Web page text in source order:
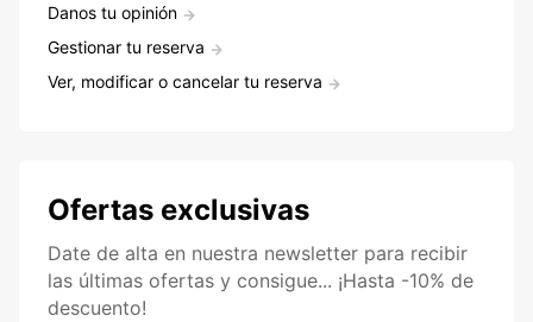
Danos tu opinión
Gestionar tu reserva
Ver, modificar o cancelar tu reserva
Ofertas exclusivas
Date de alta en nuestra newsletter para recibir
las últimas ofertas y consigue... ¡Hasta -10% de
descuento!